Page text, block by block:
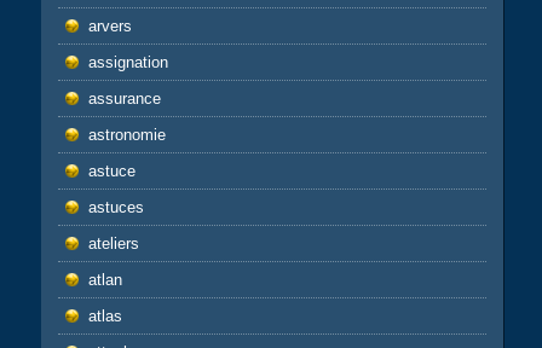
arvers
assignation
assurance
astronomie
astuce
astuces
ateliers
atlan
atlas